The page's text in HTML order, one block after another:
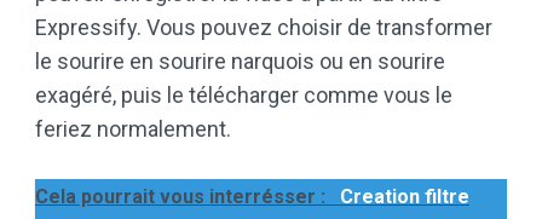
Expressify. Vous pouvez choisir de transformer
le sourire en sourire narquois ou en sourire
exagéré, puis le télécharger comme vous le
feriez normalement.
Cela pourrait vous interrésser :
Creation filtre